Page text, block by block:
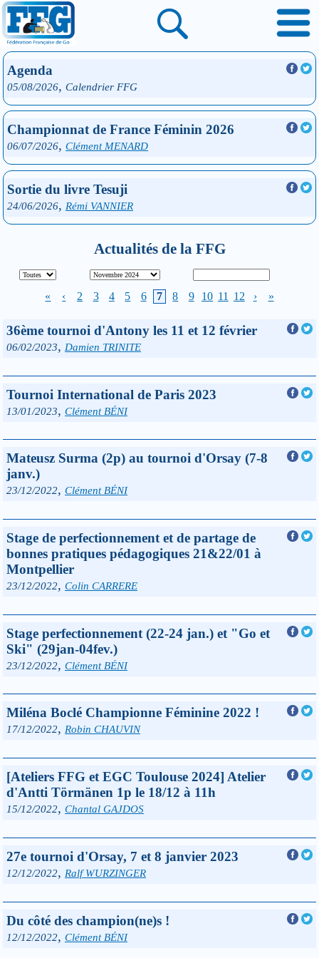
Agenda
05/08/2026, Calendrier FFG
Championnat de France Féminin 2026
06/07/2026, Clément MENARD
Sortie du livre Tesuji
24/06/2026, Rémi VANNIER
Actualités de la FFG
« ‹ 2 3 4 5 6 7 8 9 10 11 12 › »
36ème tournoi d'Antony les 11 et 12 février
06/02/2023, Damien TRINITE
Tournoi International de Paris 2023
13/01/2023, Clément BÉNI
Mateusz Surma (2p) au tournoi d'Orsay (7-8
janv.)
23/12/2022, Clément BÉNI
Stage de perfectionnement et de partage de
bonnes pratiques pédagogiques 21&22/01 à
Montpellier
23/12/2022, Colin CARRERE
Stage perfectionnement (22-24 jan.) et "Go et
Ski" (29jan-04fev.)
23/12/2022, Clément BÉNI
Miléna Boclé Championne Féminine 2022 !
17/12/2022, Robin CHAUVIN
[Ateliers FFG et EGC Toulouse 2024] Atelier
d'Antti Törmänen 1p le 18/12 à 11h
15/12/2022, Chantal GAJDOS
27e tournoi d'Orsay, 7 et 8 janvier 2023
12/12/2022, Ralf WURZINGER
Du côté des champion(ne)s !
12/12/2022, Clément BÉNI